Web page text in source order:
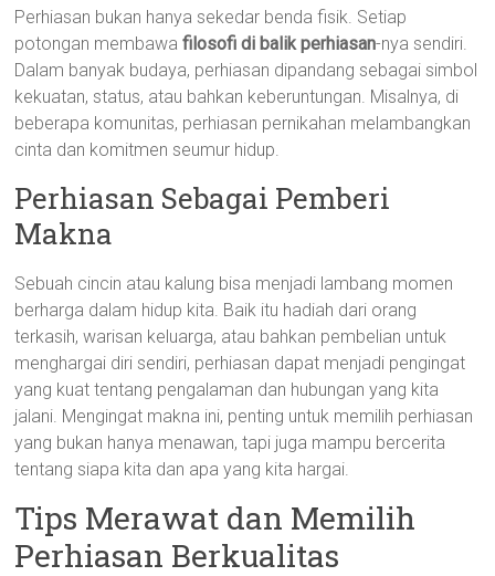
Perhiasan bukan hanya sekedar benda fisik. Setiap
potongan membawafilosofi di balik perhiasan-nya sendiri.
Dalam banyak budaya, perhiasan dipandang sebagai simbol
kekuatan, status, atau bahkan keberuntungan. Misalnya, di
beberapa komunitas, perhiasan pernikahan melambangkan
cinta dan komitmen seumur hidup.
Perhiasan Sebagai Pemberi
Makna
Sebuah cincin atau kalung bisa menjadi lambang momen
berharga dalam hidup kita. Baik itu hadiah dari orang
terkasih, warisan keluarga, atau bahkan pembelian untuk
menghargai diri sendiri, perhiasan dapat menjadi pengingat
yang kuat tentang pengalaman dan hubungan yang kita
jalani. Mengingat makna ini, penting untuk memilih perhiasan
yang bukan hanya menawan, tapi juga mampu bercerita
tentang siapa kita dan apa yang kita hargai.
Tips Merawat dan Memilih
Perhiasan Berkualitas